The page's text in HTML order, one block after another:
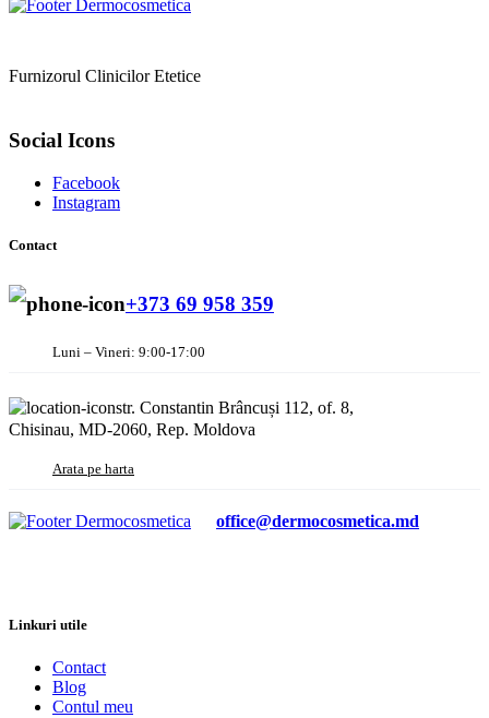
Furnizorul Clinicilor Etetice
Social Icons
Facebook
Instagram
Contact
+373 69 958 359
Luni – Vineri: 9:00-17:00
str. Constantin Brâncuși 112, of. 8,
Chisinau, MD-2060, Rep. Moldova
Arata pe harta
office@dermocosmetica.md
Linkuri utile
Contact
Blog
Contul meu